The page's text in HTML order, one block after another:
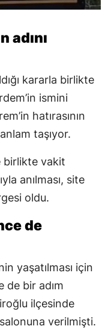
adını
kararla birlikte
ismini
hatırasının
taşıyor.
birlikte vakit
anılması, site
oldu.
de
yaşatılması için
de bir adım
ilçesinde
verilmişti.